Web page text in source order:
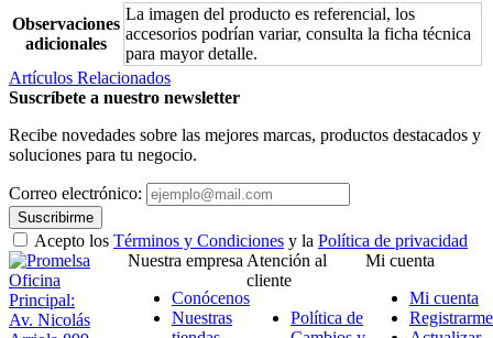
Observaciones
adicionales
La imagen del producto es referencial, los
accesorios podrían variar, consulta la ficha técnica
para mayor detalle.
Artículos Relacionados
Suscríbete a nuestro newsletter
Recibe novedades sobre las mejores marcas, productos destacados y
soluciones para tu negocio.
Correo electrónico:
Suscribirme
Acepto los Términos y Condiciones y la Política de privacidad
Oficina
Principal:
Av. Nicolás
Nuestra empresa
Conócenos
Nuestras
Atención al
cliente
Política de
Mi cuenta
Mi cuenta
Registrarme